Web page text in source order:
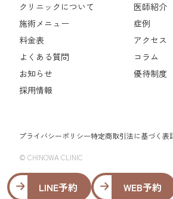
クリニックについて
医師紹介
施術メニュー
症例
料金表
アクセス
よくある質問
コラム
お知らせ
優待制度
採用情報
プライバシーポリシー特定商取引法に基づく表
© CHINOWA CLINIC
LINE予約 WEB予約